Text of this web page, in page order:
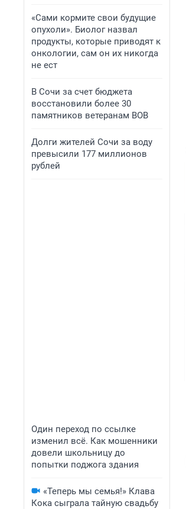
«Сами кормите свои будущие
опухоли». Биолог назвал
продукты, которые приводят к
онкологии, сам он их никогда
не ест
В Сочи за счет бюджета
восстановили более 30
памятников ветеранам ВОВ
Долги жителей Сочи за воду
превысили 177 миллионов
рублей
Один переход по ссылке
изменил всё. Как мошенники
довели школьницу до
попытки поджога здания
«Теперь мы семья!» Клава
Кока сыграла тайную свадьбу